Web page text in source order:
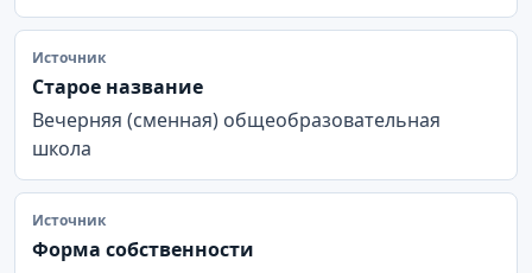
Источник
Старое название
Вечерняя (сменная) общеобразовательная
школа
Источник
Форма собственности